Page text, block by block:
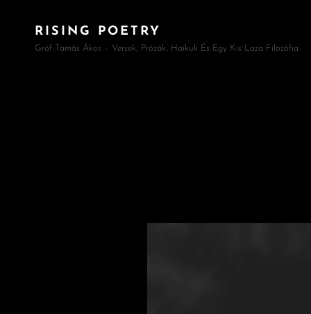
RISING POETRY
Gróf Tamás Ákos – Versek, Prózák, Haikuk És Egy Kis Laza Filozófia